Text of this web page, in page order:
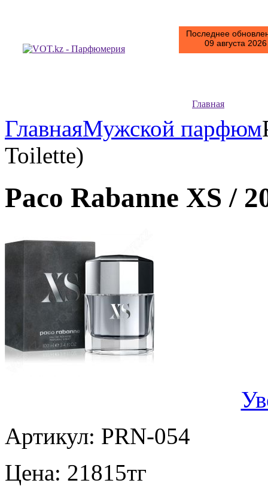
Последнее
09 августа
Главная
ГлавнаяМужской парфюм
Toilette)
Paco Rabanne XS /
Артикул: PRN-054
Цена: 21815тг